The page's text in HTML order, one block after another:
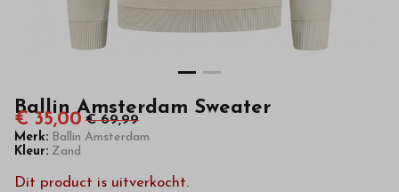
Ballin Amsterdam Sweater
€ 35,00 € 69,99
Merk: Ballin Amsterdam
Kleur: Zand
Dit product is uitverkocht.